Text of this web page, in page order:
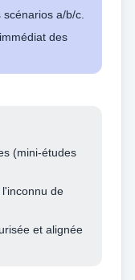
a/b/c.
des
(mini-études
de
et alignée